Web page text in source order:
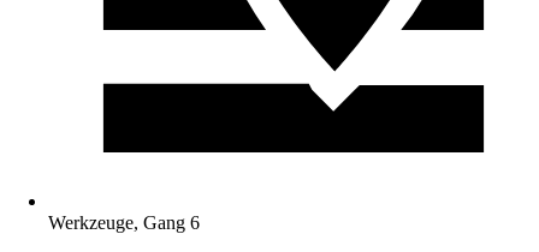
Werkzeuge, Gang 6